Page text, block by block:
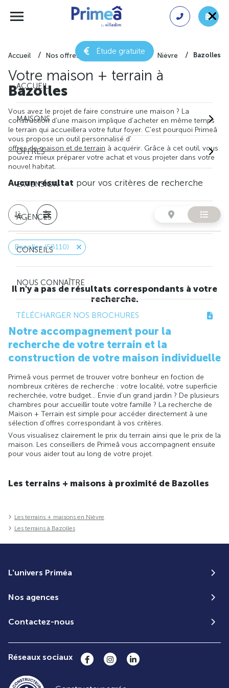
Étude gratuite
ACCUEIL
MAISONS
OFFRES
EXTENSION
AGENCES
CONSEILS
NOUS CONNAÎTRE
TÉLÉCHARGER NOS BROCHURES
Accueil Nos offres de maison + terrain Nièvre Bazolles
Votre maison + terrain à
Bazolles
Vous avez le projet de faire construire une maison ? La
construction d'une maison implique d'acheter en même temps
le terrain qui accueillera votre futur foyer. C'est pourquoi Primeâ
vous propose un outil personnalisé d'
offres de maison et de terrain à acquérir. Grâce à cet outil, vous
pouvez mieux préparer votre achat et vous projeter dans votre
nouvel habitat.
Aucun résultat pour vos critères de recherche
Bazolles (58110)
Il n'y a pas de résultats correspondants à votre
recherche.
Notre accompagnement pour la
recherche de votre terrain et la
construction de votre maison individuelle
Primeâ vous permet de trouver votre bonheur en foction de
nombreux critères de recherche : votre localité, votre superficie
recherchée, votre budget... Envie d'un grand jardin ? De plusieurs
chambres pour accueillir toute votre famille ? La recherche de
Maison + Terrain est simple pour accéder directement à une
sélection d'offres correspondant à vos critères.
Vous visualisez clairement le prix du terrain ainsi que le prix de la
maison. Les conseillers de Primeâ vous accompagnent ensuite
pour vous aider tout au long de votre projet.
Les terrains + maisons à proximité de Bazolles
Les terrains + maisons en Nièvre
Les terrains à Bazolles
L'univers Priméa
Nos agences
Contactez-nous
Réseaux sociaux